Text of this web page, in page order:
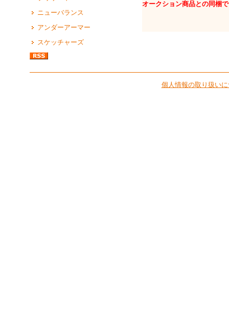
ニューバランス
アンダーアーマー
スケッチャーズ
オークション商品との同梱
個人情報の取り扱い